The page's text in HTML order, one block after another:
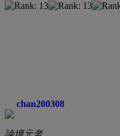
chan200308
論壇元老